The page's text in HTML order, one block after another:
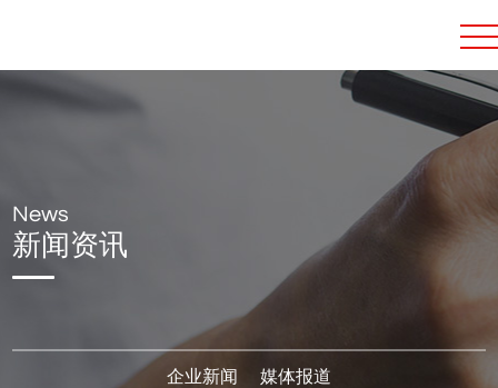
News
新闻资讯
企业新闻 媒体报道